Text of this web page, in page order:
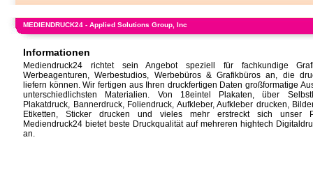
MEDIENDRUCK24 - Applied Solutions Group, Inc
Informationen
Mediendruck24 richtet sein Angebot speziell für fachkundige
Werbeagenturen, Werbestudios, Werbebüros & Grafikbüros an, die
liefern können. Wir fertigen aus Ihren druckfertigen Daten großformatige
unterschiedlichsten Materialien. Von 18eintel Plakaten, über
Plakatdruck, Bannerdruck, Foliendruck, Aufkleber, Aufkleber drucken,
Etiketten, Sticker drucken und vieles mehr erstreckt sich unser
Mediendruck24 bietet beste Druckqualität auf mehreren hightech
an.